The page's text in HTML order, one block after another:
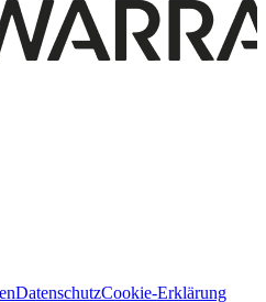
DatenschutzCookie-Erklärung